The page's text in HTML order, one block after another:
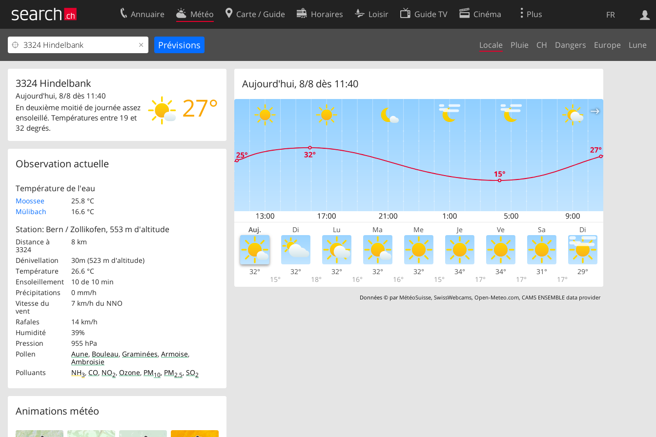
FR
Annuaire Météo Carte / Guide Horaires Loisir Guide TV Cinéma Plus
Locale Pluie CH Dangers Europe Lune
3324 Hindelbank
27°
Aujourd'hui, 8/8 dès 11:40
En deuxième moitié de journée assez
ensoleillé. Températures entre 19 et
32 degrés.
Observation actuelle
Température de l'eau
Moossee
25.8 °C
Mülibach
16.6 °C
Station: Bern / Zollikofen, 553 m d'altitude
Distance à
3324
8 km
Dénivellation
30m (523 m d'altitude)
Température
26.6 °C
Ensoleillement
10 de 10 min
Précipitations
0 mm/h
Vitesse du
vent
7 km/h du NNO
Rafales
14 km/h
Humidité
39%
Pression
955 hPa
Pollen
Aune, Bouleau, Graminées, Armoise,
Ambroisie
Polluants
NH3, CO, NO2, Ozone, PM10, PM2.5, SO2
Animations météo
Aujourd'hui, 8/8 dès 11:40
Auj. Di Lu Ma Me Je Ve Sa Di
32°
15°
32°
18°
32°
16°
32°
16°
32°
15°
34°
17°
34°
17°
31°
17°
29°
Données © par MétéoSuisse,SwissWebcams,Open-Meteo.com,CAMS ENSEMBLE data provider
Web
Votre inscription
Centre clients
Mentions Légales
Contact
Conditions d’utilisation
Préférences de cookies